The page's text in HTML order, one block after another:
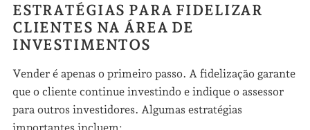
ESTRATÉGIAS PARA FIDELIZAR
CLIENTES NA ÁREA DE
INVESTIMENTOS
Vender é apenas o primeiro passo. A fidelização garante
que o cliente continue investindo e indique o assessor
para outros investidores. Algumas estratégias